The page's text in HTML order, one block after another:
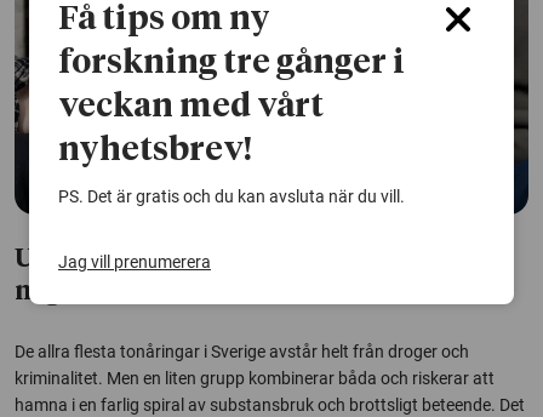
Unga undviker droger och brott – men
några i riskzonen
De allra flesta tonåringar i Sverige avstår helt från droger och
kriminalitet. Men en liten grupp kombinerar båda och riskerar att
hamna i en farlig spiral av substansbruk och brottsligt beteende. Det
Få tips om ny
forskning tre gånger i
veckan med vårt
nyhetsbrev!
PS. Det är gratis och du kan avsluta när du vill.
Jag vill prenumerera